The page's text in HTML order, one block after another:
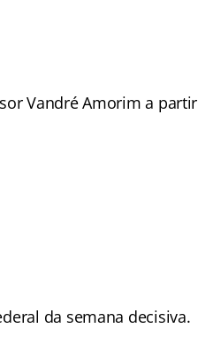
Vandré Amorim a partir
da semana decisiva.